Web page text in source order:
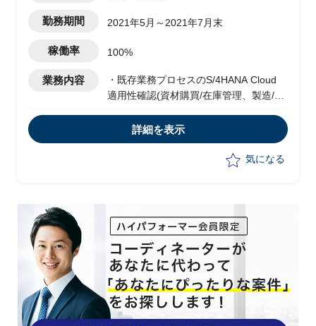
勤務期間 2021年5月～2021年7月末
稼働率 100%
業務内容
・既存業務プロセスのS/4HANA Cloud
適用性確認(資材購買/在庫管理、製造/生
出)、出荷/需要予測）
・現場リーダ指示の下プロジェクトチー
ム内の整合,調整の進捗モニタリング、課
詳細を表示
気になる